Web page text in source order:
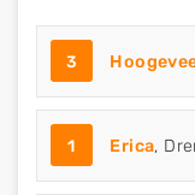
3
1 Erica,